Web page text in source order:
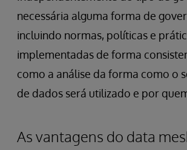
necessária alguma forma de
incluindo normas, políticas e
implementadas de forma
como a análise da forma como o
de dados será utilizado e por
As vantagens do data